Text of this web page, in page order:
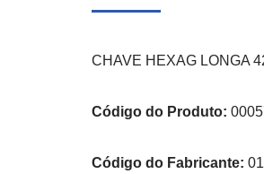
CHAVE HEXAG LONGA
Código do Produto:
Código do Fabricante: